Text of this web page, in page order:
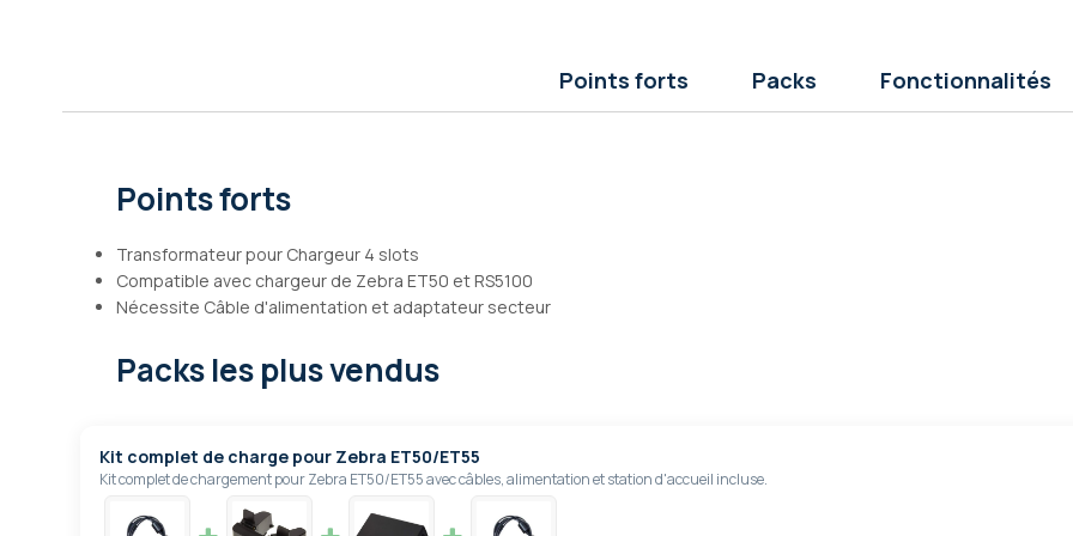
Points forts Packs Fonctionnalités
Points forts
Transformateur pour Chargeur 4 slots
Compatible avec chargeur de Zebra ET50 et RS5100
Nécessite Câble d'alimentation et adaptateur secteur
Packs les plus vendus
Kit complet de charge pour Zebra ET50/ET55
Kit complet de chargement pour Zebra ET50/ET55 avec câbles, alimentation et station d'accueil incluse.